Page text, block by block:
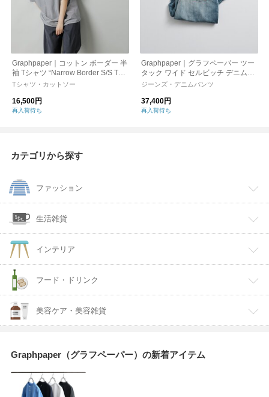
Graphpaper｜コットン ボーダー 半
袖 Tシャツ “Narrow Border S/S Te
e” gu251-70116b-ms
Tシャツ・カットソー
16,500円
再入荷待ち
Graphpaper｜グラフペーパー ツー
タック ワイド セルビッチ デニムパ
ンツ “Selvage Denim Two Tuck Wid
ジーンズ・デニムパンツ
37,400円
再入荷待ち
カテゴリから探す
ファッション
生活雑貨
インテリア
フード・ドリンク
美容ケア・美容雑貨
Graphpaper（グラフペーパー）の新着アイテム